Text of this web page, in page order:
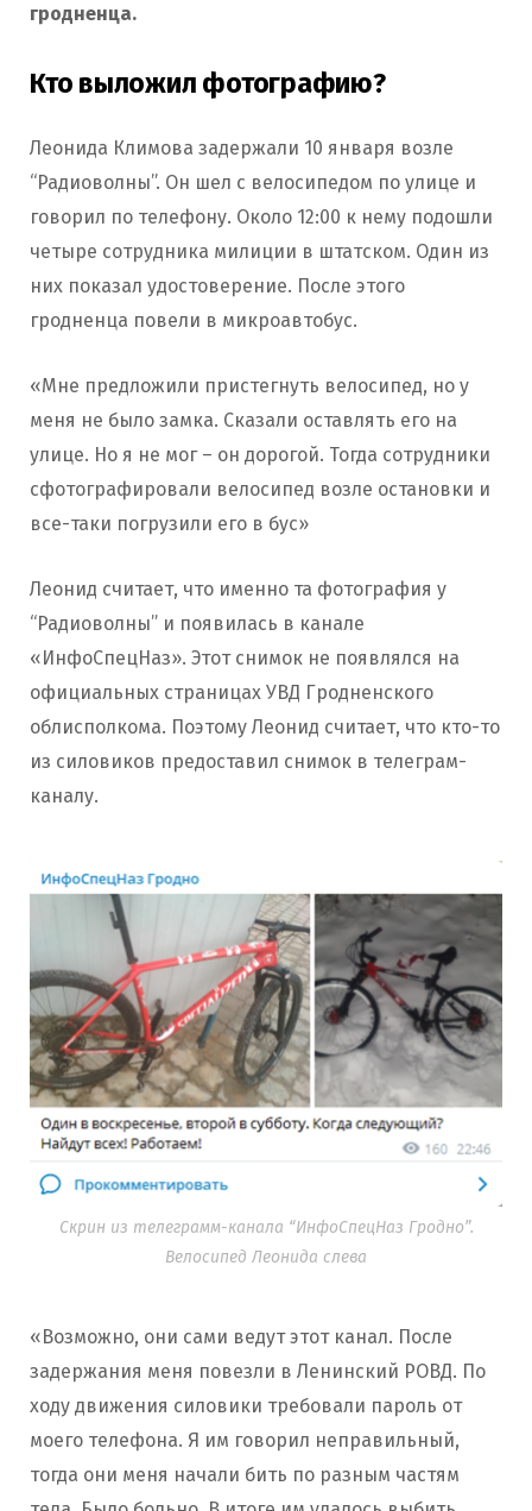
гродненца.
Кто выложил фотографию?
Леонида Климова задержали 10 января возле
“Радиоволны”. Он шел с велосипедом по улице и
говорил по телефону. Около 12:00 к нему подошли
четыре сотрудника милиции в штатском. Один из
них показал удостоверение. После этого
гродненца повели в микроавтобус.
«Мне предложили пристегнуть велосипед, но у
меня не было замка. Сказали оставлять его на
улице. Но я не мог – он дорогой. Тогда сотрудники
сфотографировали велосипед возле остановки и
все-таки погрузили его в бус»
Леонид считает, что именно та фотография у
“Радиоволны” и появилась в канале
«ИнфоСпецНаз». Этот снимок не появлялся на
официальных страницах УВД Гродненского
облисполкома. Поэтому Леонид считает, что кто-то
из силовиков предоставил снимок в телеграм-
каналу.
Скрин из телеграмм-канала “ИнфоСпецНаз Гродно”.
Велосипед Леонида слева
«Возможно, они сами ведут этот канал. После
задержания меня повезли в Ленинский РОВД. По
ходу движения силовики требовали пароль от
моего телефона. Я им говорил неправильный,
тогда они меня начали бить по разным частям